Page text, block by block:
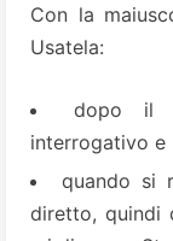
Con la
Usatela:
dopo il
interrogativo e
quando si
diretto, quindi